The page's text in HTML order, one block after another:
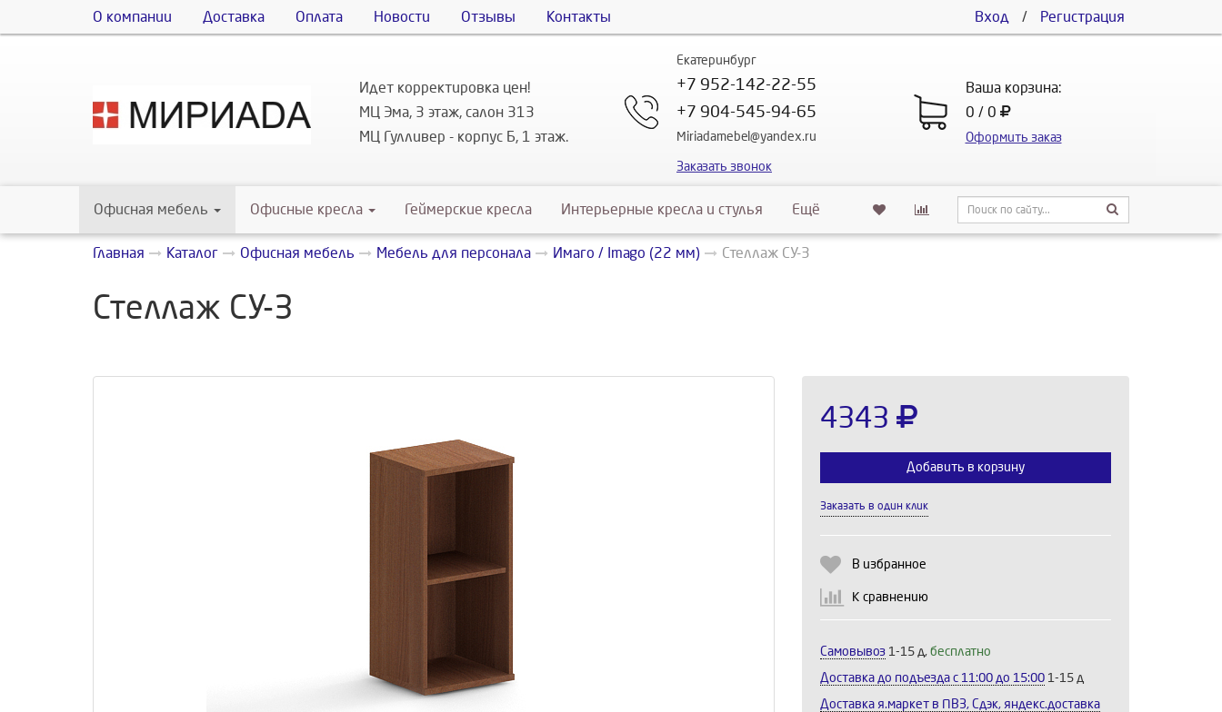
О компании Доставка Оплата Новости Отзывы Контакты Вход / Регистрация
Идет корректировка цен!
МЦ Эма, 3 этаж, салон 313
МЦ Гулливер - корпус Б, 1 этаж.
Екатеринбург
+7 952-142-22-55
+7 904-545-94-65
Miriadamebel@yandex.ru
Заказать звонок
Ваша корзина:
0 / 0
Оформить заказ
Офисная мебель Офисные кресла Геймерские кресла Интерьерные кресла и стулья Ещё
Главная Каталог Офисная мебель Мебель для персонала Имаго / Imago (22 мм) Стеллаж СУ-3
Стеллаж СУ-3
4343
Добавить в корзину
Заказать в один клик
В избранное
К сравнению
Самовывоз 1-15 д, бесплатно
Доставка до подъезда c 11:00 до 15:00 1-15 д
Доставка я.маркет в ПВЗ, Сдэк, яндекс.доставка